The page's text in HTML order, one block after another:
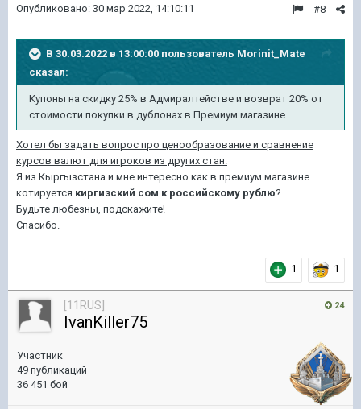
#8
Опубликовано: 30 мар 2022, 14:10:11
В 30.03.2022 в 13:00:00 пользователь Morinit_Mate
сказал:
Купоны на скидку 25% в Адмиралтействе и возврат 20% от
стоимости покупки в дублонах в Премиум магазине.
Хотел бы задать вопрос про ценообразование и сравнение
курсов валют для игроков из других стан.
Я из Кыргызстана и мне интересно как в премиум магазине
котируется киргизский сом к российскому рублю?
Будьте любезны, подскажите!
Спасибо.
1 1
24
[11RUS]
IvanKiller75
Участник
49 публикаций
36 451 бой